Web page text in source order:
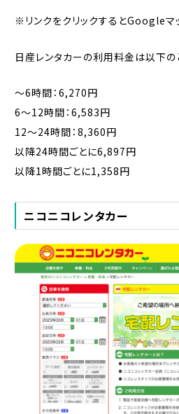
※リンクをクリックするとGoogleマ
日産レンタカーの利用料金は以下の
〜6時間：6,270円
6〜12時間：6,583円
12〜24時間：8,360円
以降24時間ごとに6,897円
以降1時間ごとに1,358円
ニコニコレンタカー